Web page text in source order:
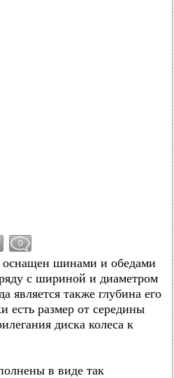
0
шинами и обедами
с шириной и диаметром
является также глубина его
есть размер от середины
диска колеса к
в виде так